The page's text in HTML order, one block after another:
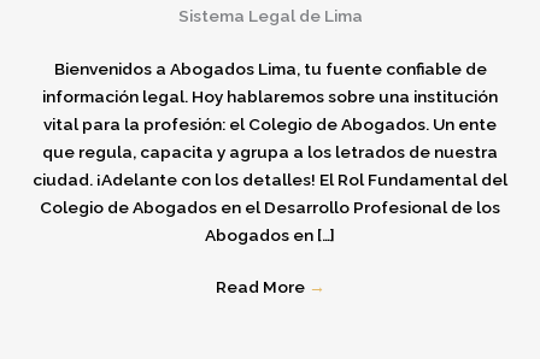
Sistema Legal de Lima
Bienvenidos a Abogados Lima, tu fuente confiable de
información legal. Hoy hablaremos sobre una institución
vital para la profesión: el Colegio de Abogados. Un ente
que regula, capacita y agrupa a los letrados de nuestra
ciudad. ¡Adelante con los detalles! El Rol Fundamental del
Colegio de Abogados en el Desarrollo Profesional de los
Abogados en […]
Read More →